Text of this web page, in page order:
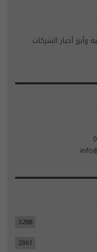
وأبرز أخبار الشركات
3288
2361